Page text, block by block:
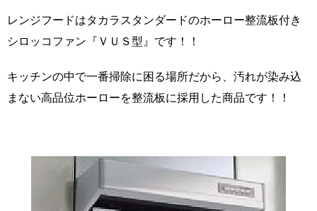
レンジフードはタカラスタンダードのホーロー整流板付き
シロッコファン『ＶＵＳ型』です！！
キッチンの中で一番掃除に困る場所だから、汚れが染み込
まない高品位ホーローを整流板に採用した商品です！！